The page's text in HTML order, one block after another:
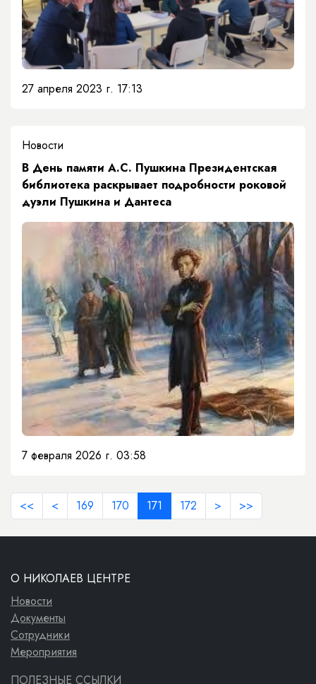
27 апреля 2023 г. 17:13
Новости
В День памяти А.С. Пушкина Президентская
библиотека раскрывает подробности роковой
дуэли Пушкина и Дантеса
7 февраля 2026 г. 03:58
<< < 169 170 171 172 > >>
О НИКОЛАЕВ ЦЕНТРЕ
Новости
Документы
Сотрудники
Мероприятия
ПОЛЕЗНЫЕ ССЫЛКИ